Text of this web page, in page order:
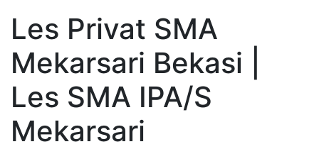
Les Privat SMA
Mekarsari Bekasi |
Les SMA IPA/S
Mekarsari